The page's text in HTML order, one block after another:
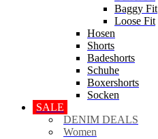
Baggy Fit
Loose Fit
Hosen
Shorts
Badeshorts
Schuhe
Boxershorts
Socken
SALE
DENIM DEALS
Women